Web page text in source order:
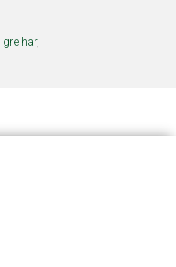
grelhar,